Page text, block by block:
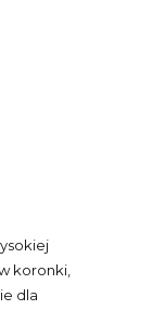
koronki,
dla